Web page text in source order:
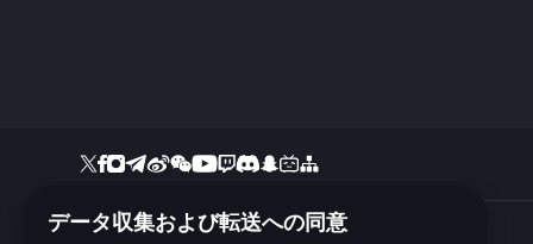
データ収集および転送への同意